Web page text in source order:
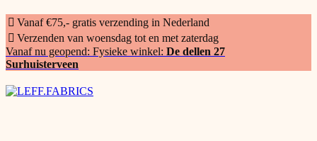
Vanaf €75,- gratis verzending in Nederland
Verzenden van woensdag tot en met zaterdag
Vanaf nu geopend: Fysieke winkel: De dellen 27
Surhuisterveen